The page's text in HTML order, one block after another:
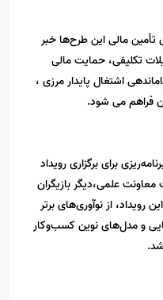
تأمین مالی این طرح‌ها خبر
تکلیفی، حمایت مالی
اشتغال پایدار مرزی ،
فراهم می شود.
برای برگزاری رویداد
علمی،دیگر بازیگران
رویداد، از نوآوری‌های برتر
و مدل‌های نوین کسب‌وکار